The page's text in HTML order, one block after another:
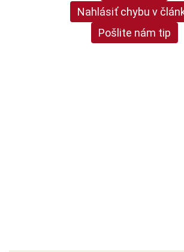
Nahlásiť chybu v
Pošlite nám tip